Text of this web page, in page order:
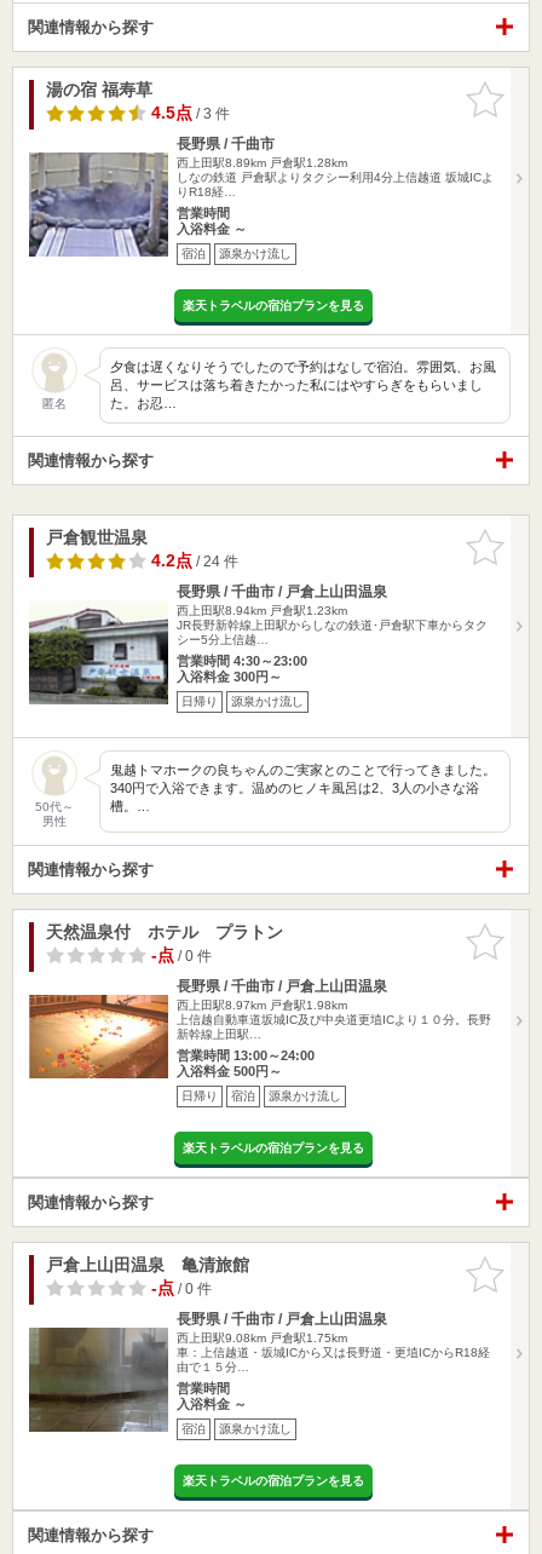
関連情報から探す
お気に入
りに追加
湯の宿 福寿草
4.5点/ 3 件
長野県 / 千曲市
西上田駅8.89km 戸倉駅1.28km
しなの鉄道 戸倉駅よりタクシー利用4分上信越道 坂城ICよ
りR18経…
営業時間
入浴料金 ～
宿泊 源泉かけ流し
楽天トラベルの宿泊プランを見る
匿名
夕食は遅くなりそうでしたので予約はなしで宿泊。雰囲気、お風
呂、サービスは落ち着きたかった私にはやすらぎをもらいまし
た。お忍…
関連情報から探す
お気に入
りに追加
戸倉観世温泉
4.2点/ 24 件
長野県 / 千曲市 / 戸倉上山田温泉
西上田駅8.94km 戸倉駅1.23km
JR長野新幹線上田駅からしなの鉄道･戸倉駅下車からタク
シー5分上信越…
営業時間 4:30～23:00
入浴料金 300円～
日帰り 源泉かけ流し
50代～
男性
鬼越トマホークの良ちゃんのご実家とのことで行ってきました。
340円で入浴できます。温めのヒノキ風呂は2、3人の小さな浴
槽。…
関連情報から探す
お気に入
りに追加
天然温泉付 ホテル プラトン
-点/ 0 件
長野県 / 千曲市 / 戸倉上山田温泉
西上田駅8.97km 戸倉駅1.98km
上信越自動車道坂城IC及び中央道更埴ICより１０分。長野
新幹線上田駅…
営業時間 13:00～24:00
入浴料金 500円～
日帰り 宿泊 源泉かけ流し
楽天トラベルの宿泊プランを見る
関連情報から探す
お気に入
りに追加
戸倉上山田温泉 亀清旅館
-点/ 0 件
長野県 / 千曲市 / 戸倉上山田温泉
西上田駅9.08km 戸倉駅1.75km
車：上信越道・坂城ICから又は長野道・更埴ICからR18経
由で１５分…
営業時間
入浴料金 ～
宿泊 源泉かけ流し
楽天トラベルの宿泊プランを見る
関連情報から探す